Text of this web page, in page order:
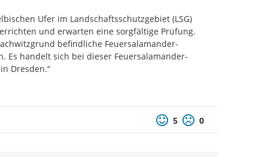
Ufer im Landschaftsschutzgebiet (LSG)
und erwarten eine sorgfältige Prüfung.
befindliche Feuersalamander-
Es handelt sich bei dieser Feuersalamander-
Dresden.“
Positive Bewertung
5 Negative
0